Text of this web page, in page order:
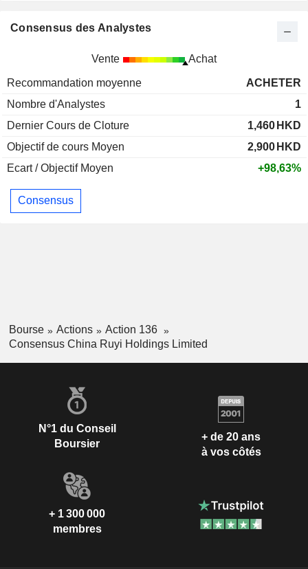
Consensus des Analystes
Vente Achat
Recommandation moyenne
ACHETER
Nombre d'Analystes
1
Dernier Cours de Cloture
1,460 HKD
Objectif de cours Moyen
2,900 HKD
Ecart / Objectif Moyen
+98,63%
Consensus
Bourse Actions
Action 136
Consensus China Ruyi Holdings Limited
N°1 du Conseil
Boursier
+ de 20 ans
à vos côtés
+ 1 300 000
membres